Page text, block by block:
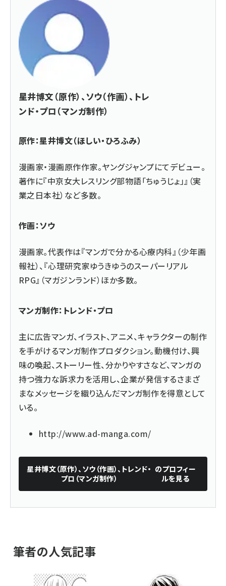
星井博文（原作）、ソウ（作画）、トレ
ンド・プロ（マンガ制作）
原作：星井博文（ほしい・ひろふみ）
漫画家・漫画原作作家。ヤングジャンプにてデビュー。
著作に『中京女大レスリング部物語「ちゅうじょ」』（実
業之日本社）など多数。
作画：ソウ
漫画家。代表作は『マンガで分かる心療内科』（少年画
報社）、『心理研究家ゆうきゆうのスーパーリアル
RPG』（マガジンランド）ほか多数。
マンガ制作：トレンド・プロ
主に広告マンガ、イラスト、アニメ、キャラクターの制作
を手がけるマンガ制作プロダクション。動機付け、興
味の喚起、ストーリー性、分かりやすさなど、マンガの
持つ強力な訴求力を活用し、企業が発信するさまざ
まなメッセージを織り込んだマンガ制作を得意として
いる。
http://www.ad-manga.com/
星井博文（原作）、ソウ（作画）、トレンド・
プロ（マンガ制作）
のプロフィー
ルを見る
筆者の人気記事